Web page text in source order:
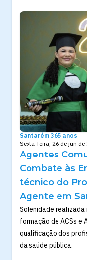
Santarém 365 anos
Sexta-feira, 26 de jun de
Agentes
Combate às
técnico do
Agente em
Solenidade
formação de ACSs e
qualificação dos
da saúde pública.